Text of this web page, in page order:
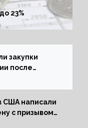
23%
закупки
после
США написали
с призывом